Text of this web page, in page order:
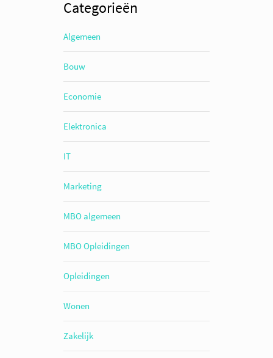
Categorieën
Algemeen
Bouw
Economie
Elektronica
IT
Marketing
MBO algemeen
MBO Opleidingen
Opleidingen
Wonen
Zakelijk